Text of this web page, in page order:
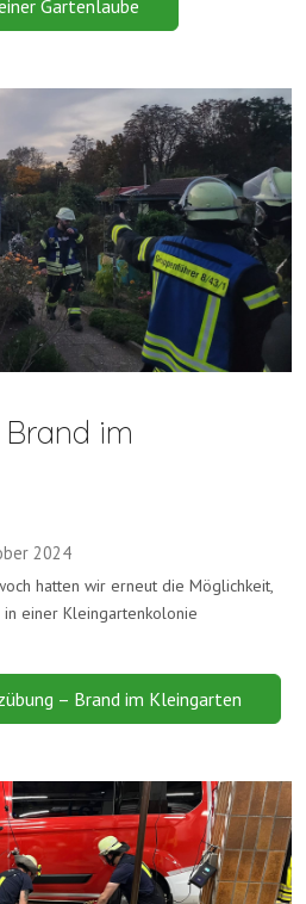
Gartenlaube
im
2024
hatten wir erneut die Möglichkeit,
einer Kleingartenkolonie
– Brand im Kleingarten